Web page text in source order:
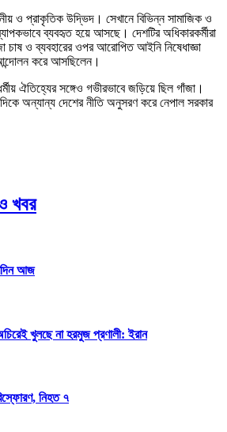
ও প্রাকৃতিক উদ্ভিদ। সেখানে বিভিন্ন সামাজিক ও
ব্যাপকভাবে ব্যবহৃত হয়ে আসছে। দেশটির অধিকারকর্মীরা
চাষ ও ব্যবহারের ওপর আরোপিত আইনি নিষেধাজ্ঞা
করে আসছিলেন।
ঐতিহ্যের সঙ্গেও গভীরভাবে জড়িয়ে ছিল গাঁজা।
অন্যান্য দেশের নীতি অনুসরণ করে নেপাল সরকার
খবর
আজ
খুলছে না হরমুজ প্রণালী: ইরান
নিহত ৭